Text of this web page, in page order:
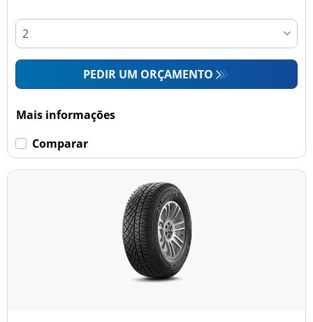
PEDIR UM ORÇAMENTO
Mais informações
Comparar